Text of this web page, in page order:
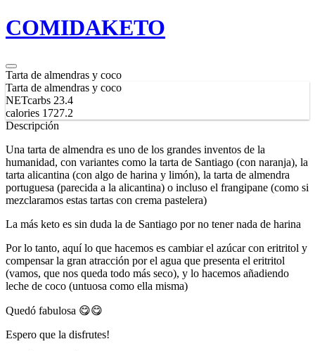
COMIDAKETO
Tarta de almendras y coco
Tarta de almendras y coco
NETcarbs 23.4
calories 1727.2
Descripción
Una tarta de almendra es uno de los grandes inventos de la
humanidad, con variantes como la tarta de Santiago (con naranja), la
tarta alicantina (con algo de harina y limón), la tarta de almendra
portuguesa (parecida a la alicantina) o incluso el frangipane (como si
mezclaramos estas tartas con crema pastelera)
La más keto es sin duda la de Santiago por no tener nada de harina
Por lo tanto, aquí lo que hacemos es cambiar el azúcar con eritritol y
compensar la gran atracción por el agua que presenta el eritritol
(vamos, que nos queda todo más seco), y lo hacemos añadiendo
leche de coco (untuosa como ella misma)
Quedó fabulosa 😋😋
Espero que la disfrutes!